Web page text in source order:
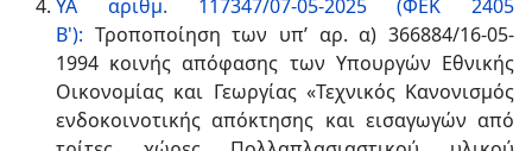
ΥΑ αριθμ. 117347/07-05-2025 (ΦΕΚ 2405
Β'): Τροποποίηση των υπ’ αρ. α) 366884/16-05-
1994 κοινής απόφασης των Υπουργών Εθνικής
Οικονομίας και Γεωργίας «Τεχνικός Κανονισμός
ενδοκοινοτικής απόκτησης και εισαγωγών από